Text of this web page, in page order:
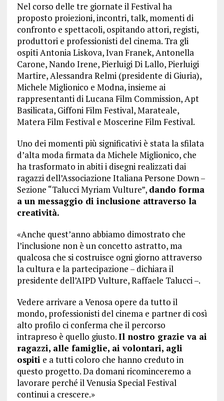
Nel corso delle tre giornate il Festival ha
proposto proiezioni, incontri, talk, momenti di
confronto e spettacoli, ospitando attori, registi,
produttori e professionisti del cinema. Tra gli
ospiti Antonia Liskova, Ivan Franek, Antonella
Carone, Nando Irene, Pierluigi Di Lallo, Pierluigi
Martire, Alessandra Relmi (presidente di Giuria),
Michele Miglionico e Modna, insieme ai
rappresentanti di Lucana Film Commission, Apt
Basilicata, Giffoni Film Festival, Marateale,
Matera Film Festival e Moscerine Film Festival.
Uno dei momenti più significativi è stata la sfilata
d’alta moda firmata da Michele Miglionico, che
ha trasformato in abiti i disegni realizzati dai
ragazzi dell’Associazione Italiana Persone Down –
Sezione “Talucci Myriam Vulture”, dando forma
a un messaggio di inclusione attraverso la
creatività.
«Anche quest’anno abbiamo dimostrato che
l’inclusione non è un concetto astratto, ma
qualcosa che si costruisce ogni giorno attraverso
la cultura e la partecipazione – dichiara il
presidente dell’AIPD Vulture, Raffaele Talucci –.
Vedere arrivare a Venosa opere da tutto il
mondo, professionisti del cinema e partner di così
alto profilo ci conferma che il percorso
intrapreso è quello giusto.Il nostro grazie va ai
ragazzi, alle famiglie, ai volontari, agli
ospiti e a tutti coloro che hanno creduto in
questo progetto. Da domani ricominceremo a
lavorare perché il Venusia Special Festival
continui a crescere.»